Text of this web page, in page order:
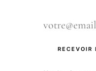
RECEVOIR